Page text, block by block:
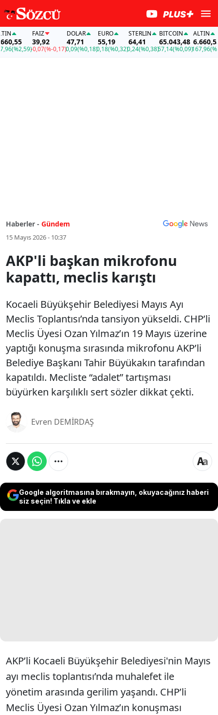
(%2,59)
FAİZ
39,92
-0,07(%-0,17)
DOLAR
47,71
0,09(%0,18)
EURO
55,19
0,18(%0,32)
STERLIN
64,41
0,24(%0,38)
BITCOIN
65.043,48
57,14(%0,09)
ALTIN
6.660,55
167,96
Haberler - Gündem
15 Mayıs 2026 - 10:37
AKP'li başkan mikrofonu
kapattı, meclis karıştı
Kocaeli Büyükşehir Belediyesi Mayıs Ayı
Meclis Toplantısı’nda tansiyon yükseldi. CHP’li
Meclis Üyesi Ozan Yılmaz’ın 19 Mayıs üzerine
yaptığı konuşma sırasında mikrofonu AKP’li
Belediye Başkanı Tahir Büyükakın tarafından
kapatıldı. Mecliste “adalet” tartışması
büyürken karşılıklı sert sözler dikkat çekti.
Evren DEMİRDAŞ
Google algoritmasına bırakmayın, okuyacağınız haberi
siz seçin! Tıkla ve ekle
AKP’li Kocaeli Büyükşehir Belediyesi'nin Mayıs
ayı meclis toplantısı’nda muhalefet ile
yönetim arasında gerilim yaşandı. CHP’li
Meclis Üyesi Ozan Yılmaz’ın konuşması